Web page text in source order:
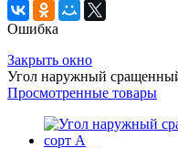
Ошибка
Закрыть окно
Угол наружный
Просмотренные товары